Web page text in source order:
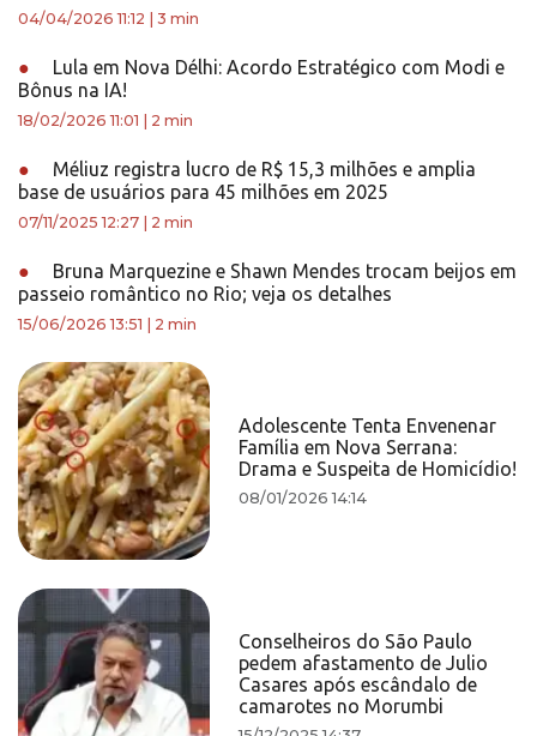
04/04/2026 11:12 3 min
●
Lula em Nova Délhi: Acordo Estratégico com Modi e
Bônus na IA!
18/02/2026 11:01 2 min
●
Méliuz registra lucro de R$ 15,3 milhões e amplia
base de usuários para 45 milhões em 2025
07/11/2025 12:27 2 min
●
Bruna Marquezine e Shawn Mendes trocam beijos em
passeio romântico no Rio; veja os detalhes
15/06/2026 13:51 2 min
Adolescente Tenta Envenenar
Família em Nova Serrana:
Drama e Suspeita de Homicídio!
08/01/2026 14:14
Conselheiros do São Paulo
pedem afastamento de Julio
Casares após escândalo de
camarotes no Morumbi